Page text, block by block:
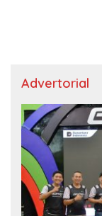
Advertorial